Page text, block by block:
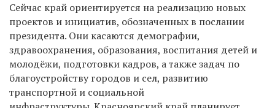
Сейчас край ориентируется на реализацию новых
проектов и инициатив, обозначенных в послании
президента. Они касаются демографии,
здравоохранения, образования, воспитания детей и
молодёжи, подготовки кадров, а также задач по
благоустройству городов и сел, развитию
транспортной и социальной